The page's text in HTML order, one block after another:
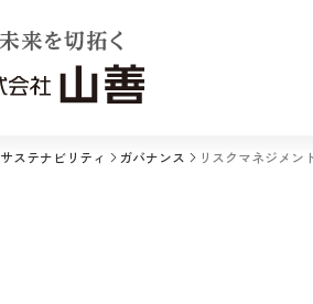
サステナビリティ ガバナンス リスクマネジメン